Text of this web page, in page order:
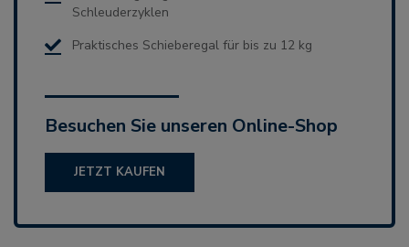
Schleuderzyklen
Praktisches Schieberegal für bis zu 12 kg
Besuchen Sie unseren Online-Shop
JETZT KAUFEN